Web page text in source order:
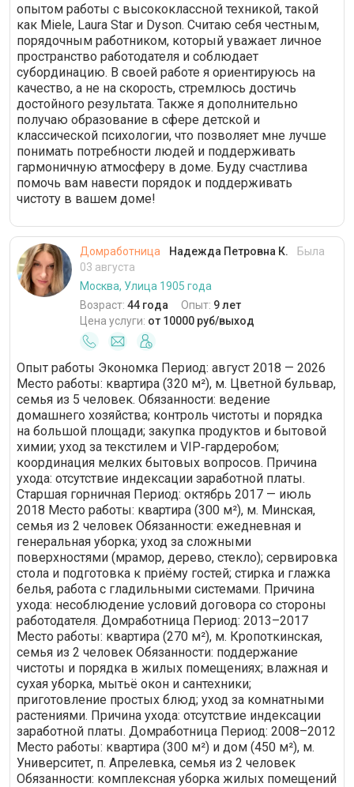
опытом работы с высококлассной техникой, такой
как Miele, Laura Star и Dyson. Считаю себя честным,
порядочным работником, который уважает личное
пространство работодателя и соблюдает
субординацию. В своей работе я ориентируюсь на
качество, а не на скорость, стремлюсь достичь
достойного результата. Также я дополнительно
получаю образование в сфере детской и
классической психологии, что позволяет мне лучше
понимать потребности людей и поддерживать
гармоничную атмосферу в доме. Буду счастлива
помочь вам навести порядок и поддерживать
чистоту в вашем доме!
Домработница Надежда Петровна К.
Была
03 августа
Москва, Улица 1905 года
Возраст: 44 года Опыт: 9 лет
Цена услуги: от 10000 руб/выход
Опыт работы Экономка Период: август 2018 — 2026
Место работы: квартира (320 м²), м. Цветной бульвар,
семья из 5 человек. Обязанности: ведение
домашнего хозяйства; контроль чистоты и порядка
на большой площади; закупка продуктов и бытовой
химии; уход за текстилем и VIP‑гардеробом;
координация мелких бытовых вопросов. Причина
ухода: отсутствие индексации заработной платы.
Старшая горничная Период: октябрь 2017 — июль
2018 Место работы: квартира (300 м²), м. Минская,
семья из 2 человек Обязанности: ежедневная и
генеральная уборка; уход за сложными
поверхностями (мрамор, дерево, стекло); сервировка
стола и подготовка к приёму гостей; стирка и глажка
белья, работа с гладильными системами. Причина
ухода: несоблюдение условий договора со стороны
работодателя. Домработница Период: 2013–2017
Место работы: квартира (270 м²), м. Кропоткинская,
семья из 2 человек Обязанности: поддержание
чистоты и порядка в жилых помещениях; влажная и
сухая уборка, мытьё окон и сантехники;
приготовление простых блюд; уход за комнатными
растениями. Причина ухода: отсутствие индексации
заработной платы. Домработница Период: 2008–2012
Место работы: квартира (300 м²) и дом (450 м²), м.
Университет, п. Апрелевка, семья из 2 человек
Обязанности: комплексная уборка жилых помещений